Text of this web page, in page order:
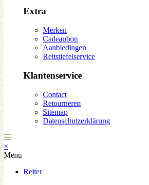
Extra
Merken
Cadeaubon
Aanbiedingen
Reitstiefelservice
Klantenservice
Contact
Retourneren
Sitemap
Datenschutzerklärung
×
Menu
Reiter